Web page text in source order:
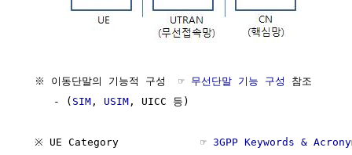
  ※ 이동단말의 기능적 구성  ☞
무선단말 기능 구성
참조
     - (
SIM , USIM , UICC 등)
  ※ UE Category             ☞
3GPP Keywords &